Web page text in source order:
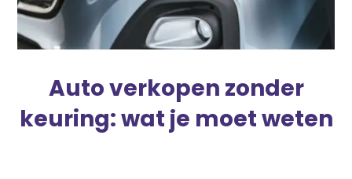
Auto verkopen zonder
keuring: wat je moet weten